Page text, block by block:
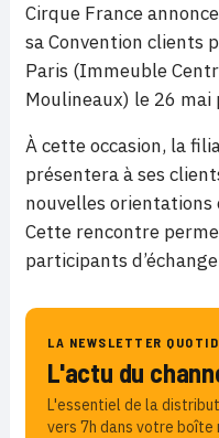
Cirque France
sa Convention clients
Paris (Immeuble
Moulineaux) le 26 mai
À cette occasion, la
présentera à ses
nouvelles
Cette rencontre
participants
LA NEWSLETTER
L'actu du
L'essentiel de la
vers 7h dans votre boîte